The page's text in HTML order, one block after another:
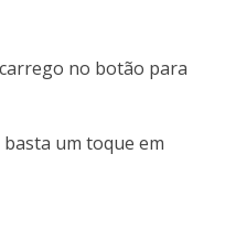
no botão para
um toque em